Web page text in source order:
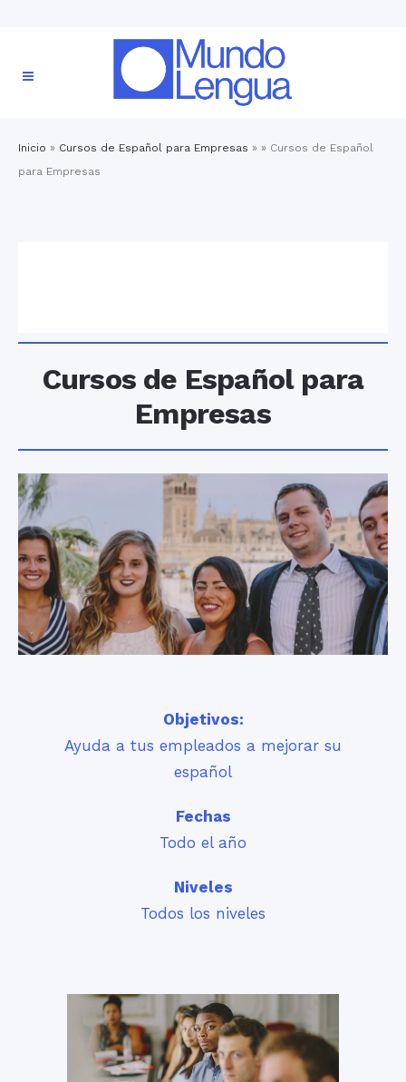
Inicio » Cursos de Español para Empresas » » Cursos de Español
para Empresas
Cursos de Español para
Empresas
Objetivos:
Ayuda a tus empleados a mejorar su
español
Fechas
Todo el año
Niveles
Todos los niveles